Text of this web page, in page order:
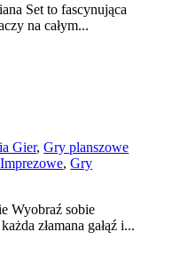
Set to fascynująca
na całym...
Gier,Gry planszowe
,Gry
Wyobraź sobie
złamana gałąź i...